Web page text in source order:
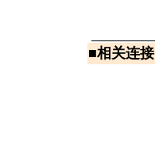
■相关连接